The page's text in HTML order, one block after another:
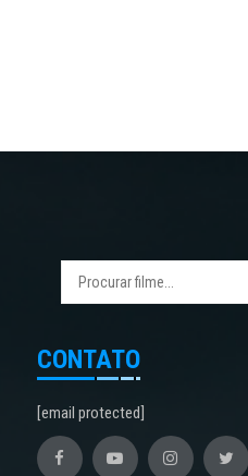
CONTATO
[email protected]